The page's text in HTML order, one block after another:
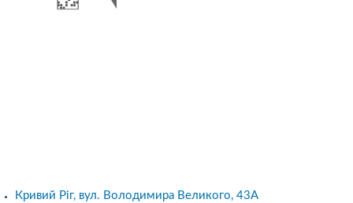
Кривий Ріг, вул. Володимира Великого, 43А